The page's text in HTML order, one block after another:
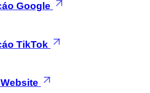
Google
TikTok